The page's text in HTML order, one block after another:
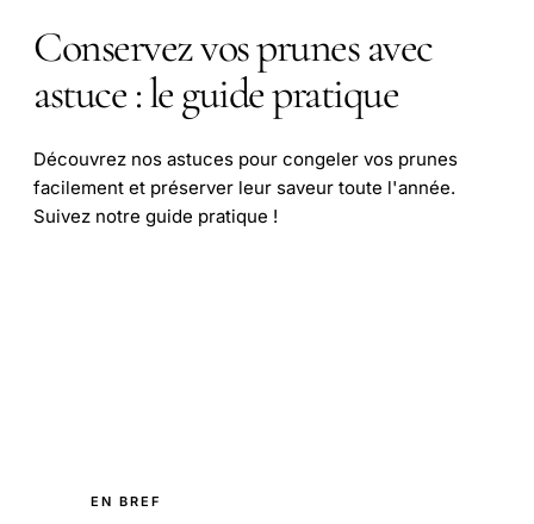
Conservez vos prunes avec
astuce : le guide pratique
Découvrez nos astuces pour congeler vos prunes
facilement et préserver leur saveur toute l'année.
Suivez notre guide pratique !
EN BREF